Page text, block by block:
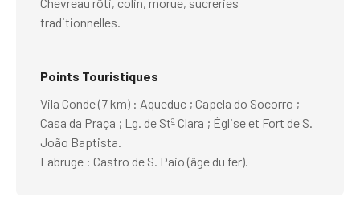
Chevreau rôti, colin, morue, sucreries
traditionnelles.
Points Touristiques
Vila Conde (7 km) : Aqueduc ; Capela do Socorro ;
Casa da Praça ; Lg. de Stª Clara ; Église et Fort de S.
João Baptista.
Labruge : Castro de S. Paio (âge du fer).